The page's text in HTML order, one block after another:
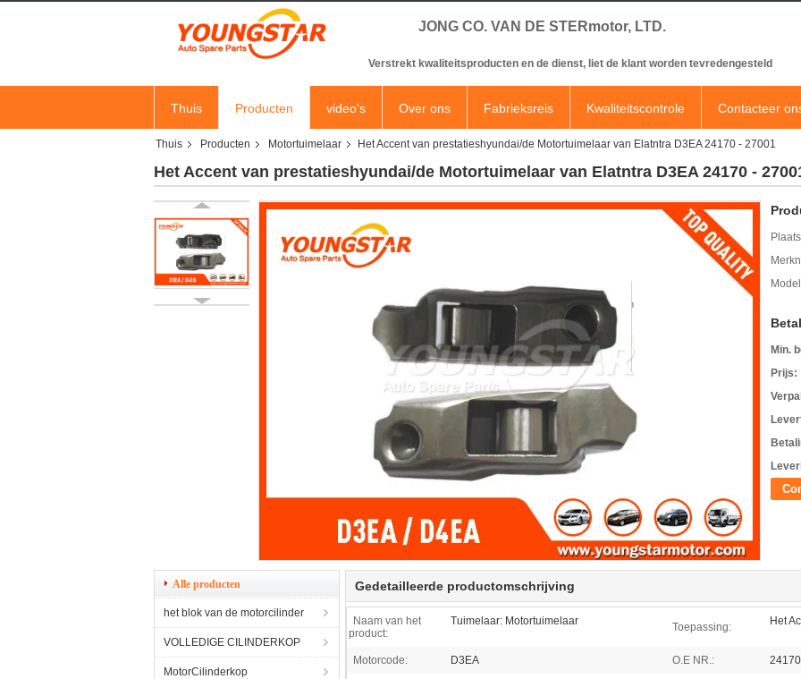
JONG CO. VAN DE STERmotor, LTD.
Verstrekt kwaliteitsproducten en de dienst, liet de klant worden tevredengesteld
Thuis Producten video's Over ons Fabrieksreis Kwaliteitscontrole Contacteer
Thuis Producten Motortuimelaar Het Accent van prestatieshyundai/de Motortuimelaar van Elatntra D3EA 24170 - 27001
Het Accent van prestatieshyundai/de Motortuimelaar van Elatntra D3EA 24170 -
Min.
Prijs:
Alle producten
het blok van de motorcilinder
VOLLEDIGE CILINDERKOP
MotorCilinderkop
Gedetailleerde productomschrijving
Naam van het
product:
Tuimelaar: Motortuimelaar Toepassing: Het
Motorcode: D3EA O.E NR.: